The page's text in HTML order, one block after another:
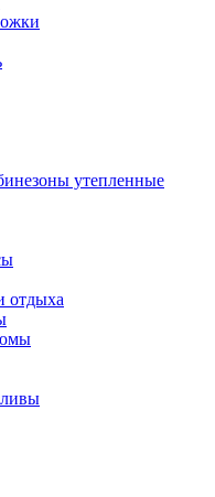
утепленные
отдыха